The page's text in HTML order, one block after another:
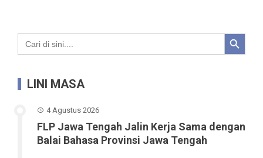
Search
for:
Search Button
LINI MASA
4 Agustus 2026
FLP Jawa Tengah Jalin Kerja Sama dengan
Balai Bahasa Provinsi Jawa Tengah